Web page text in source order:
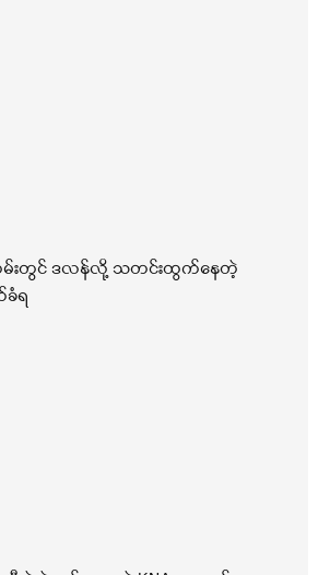
းတွင် ဒလန်လို့ သတင်းထွက်နေတဲ့
ရ